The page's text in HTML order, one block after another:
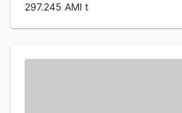
297.245 AMI t